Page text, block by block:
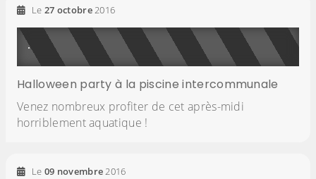
Le 27 octobre2016
Halloween party à la piscine intercommunale
Venez nombreux profiter de cet après-midi
horriblement aquatique !
Le 09 novembre2016